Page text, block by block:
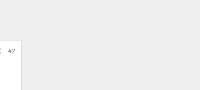
#2